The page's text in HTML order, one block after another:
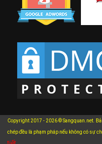
Copyright 2017 - 2026 © Sangquan.net.
chép đều là phạm pháp nếu không có sự